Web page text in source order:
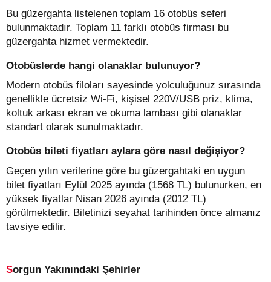
Bu güzergahta listelenen toplam 16 otobüs seferi
bulunmaktadır. Toplam 11 farklı otobüs firması bu
güzergahta hizmet vermektedir.
Otobüslerde hangi olanaklar bulunuyor?
Modern otobüs filoları sayesinde yolculuğunuz sırasında
genellikle ücretsiz Wi-Fi, kişisel 220V/USB priz, klima,
koltuk arkası ekran ve okuma lambası gibi olanaklar
standart olarak sunulmaktadır.
Otobüs bileti fiyatları aylara göre nasıl değişiyor?
Geçen yılın verilerine göre bu güzergahtaki en uygun
bilet fiyatları Eylül 2025 ayında (1568 TL) bulunurken, en
yüksek fiyatlar Nisan 2026 ayında (2012 TL)
görülmektedir. Biletinizi seyahat tarihinden önce almanız
tavsiye edilir.
Sorgun Yakınındaki Şehirler